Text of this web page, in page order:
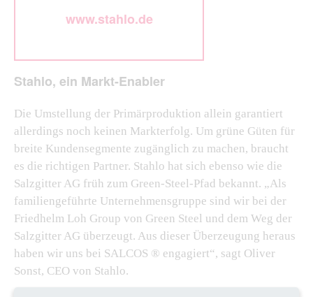
www.stahlo.de
Stahlo, ein Markt-Enabler
Die Umstellung der Primärproduktion allein garantiert
allerdings noch keinen Markterfolg. Um grüne Güten für
breite Kundensegmente zugänglich zu machen, braucht
es die richtigen Partner. Stahlo hat sich ebenso wie die
Salzgitter AG früh zum Green-Steel-Pfad bekannt. „Als
familiengeführte Unternehmensgruppe sind wir bei der
Friedhelm Loh Group von Green Steel und dem Weg der
Salzgitter AG überzeugt. Aus dieser Überzeugung heraus
haben wir uns bei SALCOS ® engagiert“, sagt Oliver
Sonst, CEO von Stahlo.